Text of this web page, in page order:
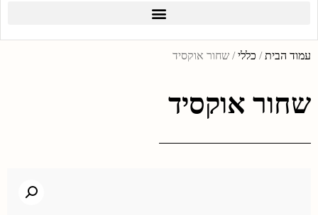
עמוד הבית/ כללי/ שחור אוקסיד
שחור אוקסיד